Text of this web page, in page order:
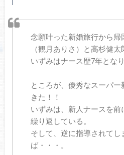
念願叶った新婚旅行から帰
（観月ありさ）と高杉健太
いずみはナース歴7年とな
ところが、優秀なスーパー
きた！！
いずみは、新人ナースを前
繰り返している。
そして、逆に指導されてし
ば・・・。